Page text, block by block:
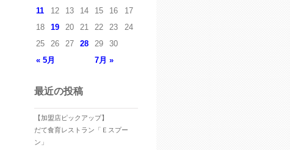
« 5月 7月 »
11
12 13 14 15 16
17
18
19 20 21 22 23
24
25
26 27 28 29 30
最近の投稿
【加盟店ピックアップ】
だて食育レストラン「Ｅスプー
ン」